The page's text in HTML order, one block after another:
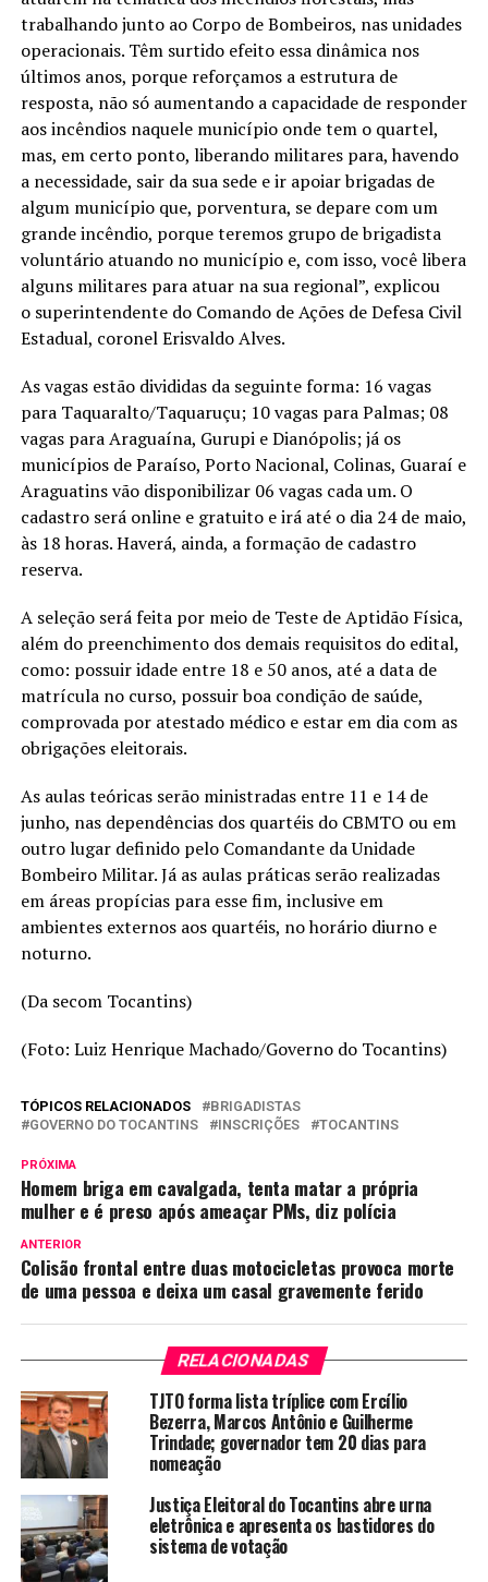
trabalhando junto ao Corpo de Bombeiros, nas unidades
operacionais. Têm surtido efeito essa dinâmica nos
últimos anos, porque reforçamos a estrutura de
resposta, não só aumentando a capacidade de responder
aos incêndios naquele município onde tem o quartel,
mas, em certo ponto, liberando militares para, havendo
a necessidade, sair da sua sede e ir apoiar brigadas de
algum município que, porventura, se depare com um
grande incêndio, porque teremos grupo de brigadista
voluntário atuando no município e, com isso, você libera
alguns militares para atuar na sua regional”, explicou
o superintendente do Comando de Ações de Defesa Civil
Estadual, coronel Erisvaldo Alves.
As vagas estão divididas da seguinte forma: 16 vagas
para Taquaralto/Taquaruçu; 10 vagas para Palmas; 08
vagas para Araguaína, Gurupi e Dianópolis; já os
municípios de Paraíso, Porto Nacional, Colinas, Guaraí e
Araguatins vão disponibilizar 06 vagas cada um. O
cadastro será online e gratuito e irá até o dia 24 de maio,
às 18 horas. Haverá, ainda, a formação de cadastro
reserva.
A seleção será feita por meio de Teste de Aptidão Física,
além do preenchimento dos demais requisitos do edital,
como: possuir idade entre 18 e 50 anos, até a data de
matrícula no curso, possuir boa condição de saúde,
comprovada por atestado médico e estar em dia com as
obrigações eleitorais.
As aulas teóricas serão ministradas entre 11 e 14 de
junho, nas dependências dos quartéis do CBMTO ou em
outro lugar definido pelo Comandante da Unidade
Bombeiro Militar. Já as aulas práticas serão realizadas
em áreas propícias para esse fim, inclusive em
ambientes externos aos quartéis, no horário diurno e
noturno.
(Da secom Tocantins)
(Foto: Luiz Henrique Machado/Governo do Tocantins)
TÓPICOS RELACIONADOS
BRIGADISTAS
GOVERNO DO TOCANTINS
INSCRIÇÕES TOCANTINS
PRÓXIMA
Homem briga em cavalgada, tenta matar a própria
mulher e é preso após ameaçar PMs, diz polícia
ANTERIOR
Colisão frontal entre duas motocicletas provoca morte
de uma pessoa e deixa um casal gravemente ferido
RELACIONADAS
TJTO forma lista tríplice com Ercílio
Bezerra, Marcos Antônio e Guilherme
Trindade; governador tem 20 dias para
nomeação
Justiça Eleitoral do Tocantins abre urna
eletrônica e apresenta os bastidores do
sistema de votação